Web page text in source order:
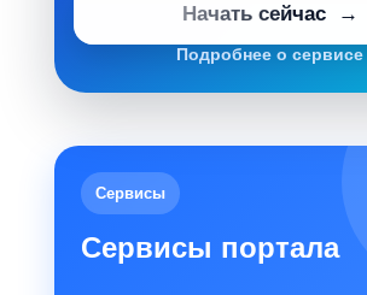
Начать сейчас
Подробнее о сервисе
Сервисы
Сервисы портала